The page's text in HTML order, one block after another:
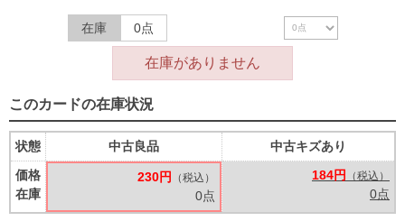
在庫 0点
在庫がありません
このカードの在庫状況
状態
価格
在庫
中古良品
230円 （税込）
0点
中古キズあり
184円
（税込）
0点